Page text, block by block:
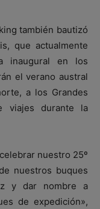
también bautizó
que actualmente
inaugural en los
el verano austral
a los Grandes
viajes durante la
nuestro 25º
nuestros buques
y dar nombre a
de expedición»,